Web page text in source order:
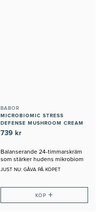
BABOR
MICROBIOMIC STRESS
DEFENSE MUSHROOM CREAM
739 kr
Balanserande 24-timmarskräm
som stärker hudens mikrobiom
JUST NU: GÅVA PÅ KÖPET
KÖP +